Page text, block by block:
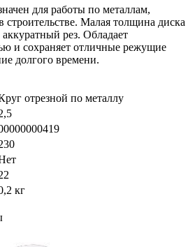
для работы по металлам,
строительстве. Малая толщина диска
рез. Обладает
и сохраняет отличные режущие
долгого времени.
отрезной по металлу
кг